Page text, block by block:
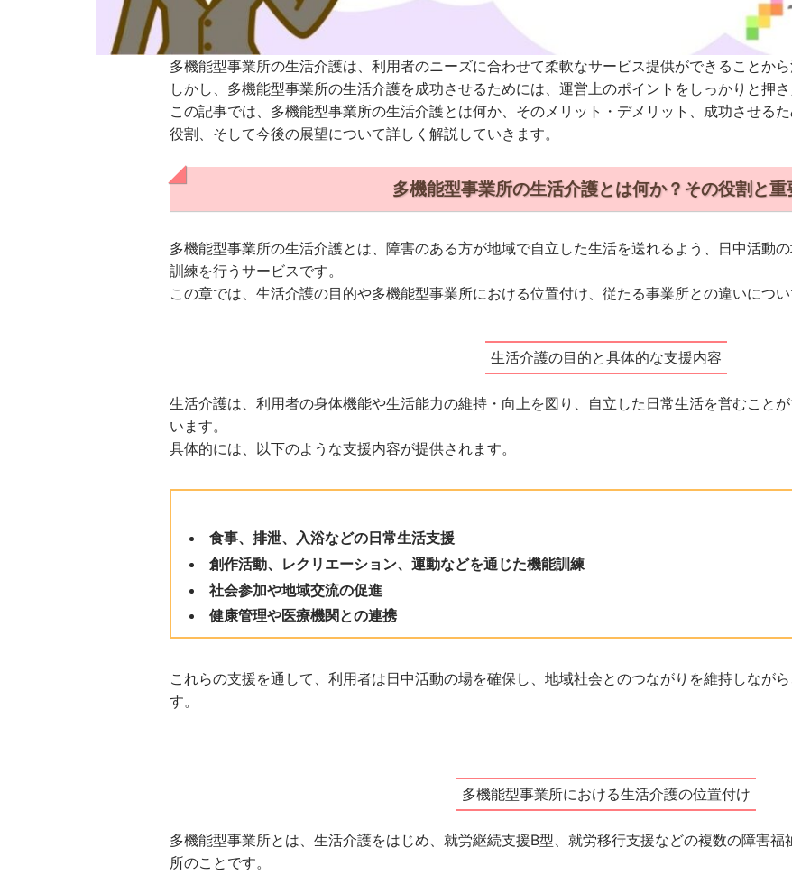
多機能型事業所の生活介護は、利用者のニーズに合わせて柔軟なサービス提供ができることから
しかし、多機能型事業所の生活介護を成功させるためには、運営上のポイントをしっかりと押さ
この記事では、多機能型事業所の生活介護とは何か、そのメリット・デメリット、成功させる
役割、そして今後の展望について詳しく解説していきます。
多機能型事業所の生活介護とは何か？その役割と重
多機能型事業所の生活介護とは、障害のある方が地域で自立した生活を送れるよう、日中活動
訓練を行うサービスです。
この章では、生活介護の目的や多機能型事業所における位置付け、従たる事業所との違いについ
生活介護の目的と具体的な支援内容
生活介護は、利用者の身体機能や生活能力の維持・向上を図り、自立した日常生活を営むこと
います。
具体的には、以下のような支援内容が提供されます。
食事、排泄、入浴などの日常生活支援
創作活動、レクリエーション、運動などを通じた機能訓練
社会参加や地域交流の促進
健康管理や医療機関との連携
これらの支援を通して、利用者は日中活動の場を確保し、地域社会とのつながりを維持しなが
す。
多機能型事業所における生活介護の位置付け
多機能型事業所とは、生活介護をはじめ、就労継続支援B型、就労移行支援などの複数の障害
所のことです。